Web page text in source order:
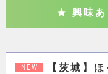
興味あ
NEW
【茨城】